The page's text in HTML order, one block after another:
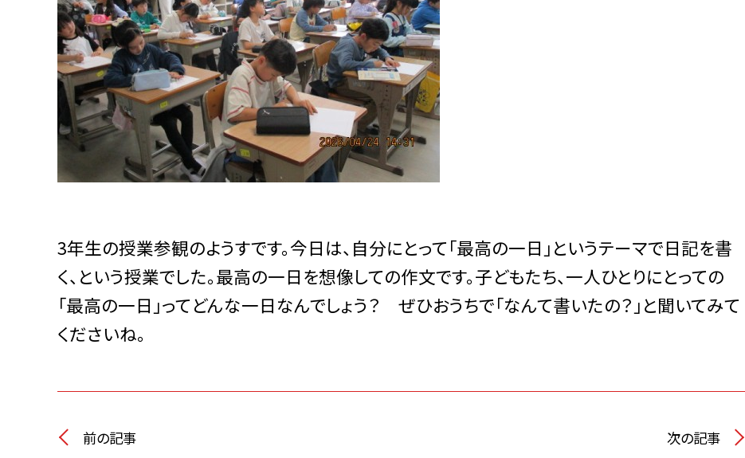
3年生の授業参観のようすです。今日は、自分にとって「最高の一日」というテーマで日記を書
く、という授業でした。最高の一日を想像しての作文です。子どもたち、一人ひとりにとっての
「最高の一日」ってどんな一日なんでしょう？ ぜひおうちで「なんて書いたの？」と聞いてみて
くださいね。
前の記事 次の記事